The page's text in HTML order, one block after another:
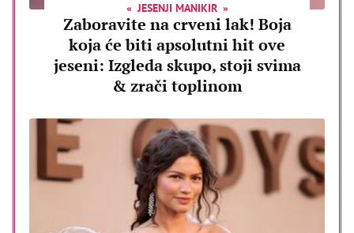
JESENJI MANIKIR
Zaboravite na crveni lak! Boja
koja će biti apsolutni hit ove
jeseni: Izgleda skupo, stoji svima
& zrači toplinom